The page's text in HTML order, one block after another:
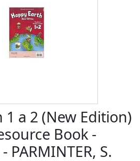
1 a 2 (New Edition)
Book -
PARMINTER, S.